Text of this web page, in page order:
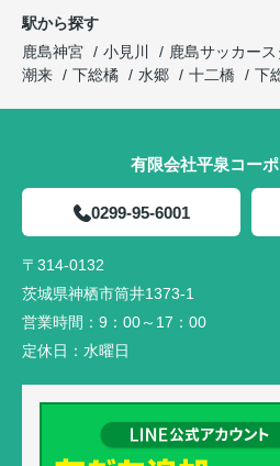
駅から探す
鹿島神宮
小見川 鹿島サッカー
潮来
下総橘 水郷 十二橋 下
有限会社平泉コー
0299-95-6001
〒314-0132
茨城県神栖市筒井1373-1
営業時間： 9：00～17：00
定休日： 水曜日